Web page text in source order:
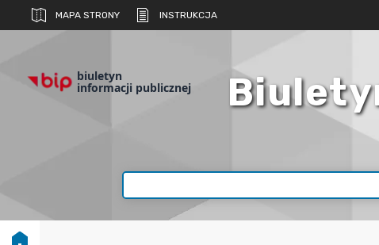
MAPA STRONY INSTRUKCJA
biuletyn
informacji publicznej